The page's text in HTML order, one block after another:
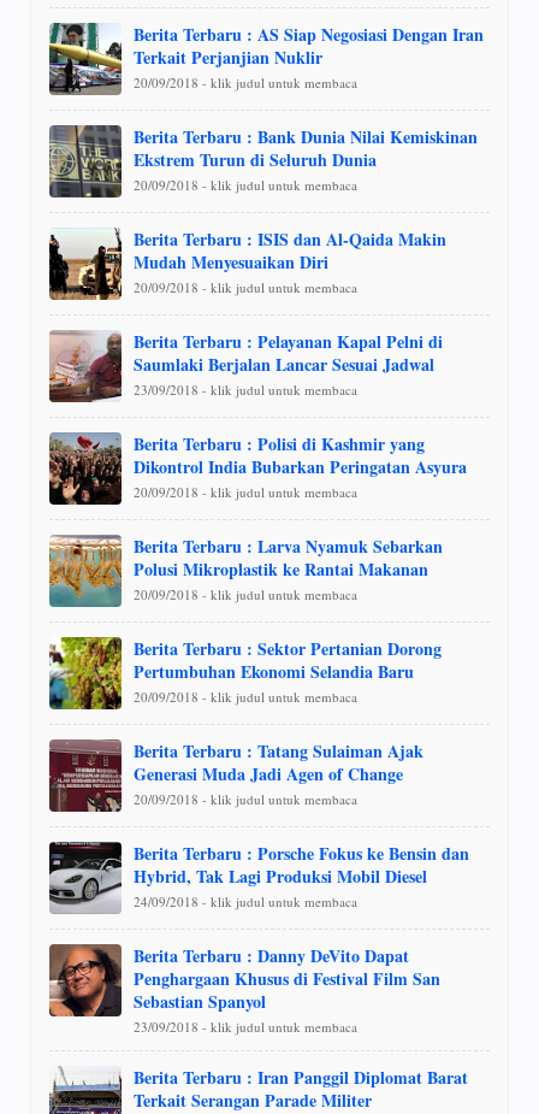
Berita Terbaru : AS Siap Negosiasi Dengan Iran
Terkait Perjanjian Nuklir
20/09/2018 - klik judul untuk membaca
Berita Terbaru : Bank Dunia Nilai Kemiskinan
Ekstrem Turun di Seluruh Dunia
20/09/2018 - klik judul untuk membaca
Berita Terbaru : ISIS dan Al-Qaida Makin
Mudah Menyesuaikan Diri
20/09/2018 - klik judul untuk membaca
Berita Terbaru : Pelayanan Kapal Pelni di
Saumlaki Berjalan Lancar Sesuai Jadwal
23/09/2018 - klik judul untuk membaca
Berita Terbaru : Polisi di Kashmir yang
Dikontrol India Bubarkan Peringatan Asyura
20/09/2018 - klik judul untuk membaca
Berita Terbaru : Larva Nyamuk Sebarkan
Polusi Mikroplastik ke Rantai Makanan
20/09/2018 - klik judul untuk membaca
Berita Terbaru : Sektor Pertanian Dorong
Pertumbuhan Ekonomi Selandia Baru
20/09/2018 - klik judul untuk membaca
Berita Terbaru : Tatang Sulaiman Ajak
Generasi Muda Jadi Agen of Change
20/09/2018 - klik judul untuk membaca
Berita Terbaru : Porsche Fokus ke Bensin dan
Hybrid, Tak Lagi Produksi Mobil Diesel
24/09/2018 - klik judul untuk membaca
Berita Terbaru : Danny DeVito Dapat
Penghargaan Khusus di Festival Film San
Sebastian Spanyol
23/09/2018 - klik judul untuk membaca
Berita Terbaru : Iran Panggil Diplomat Barat
Terkait Serangan Parade Militer